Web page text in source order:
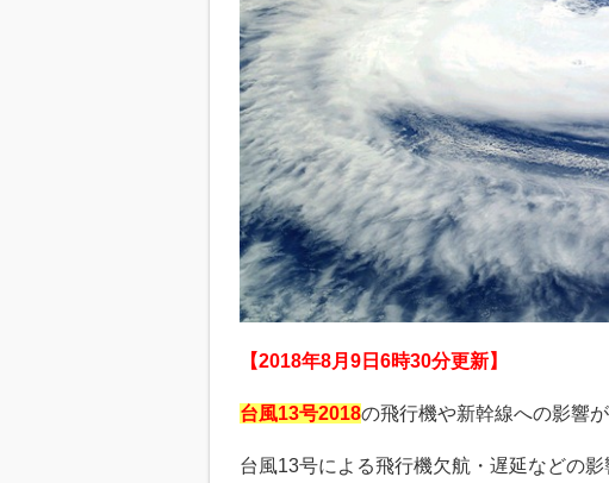
【2018年8月9日6時30分更新】
台風13号2018の飛行機や新幹線への影響が
台風13号による飛行機欠航・遅延などの